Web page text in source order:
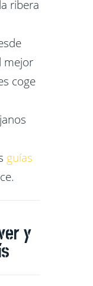
ribera
mejor
coge
guías
y